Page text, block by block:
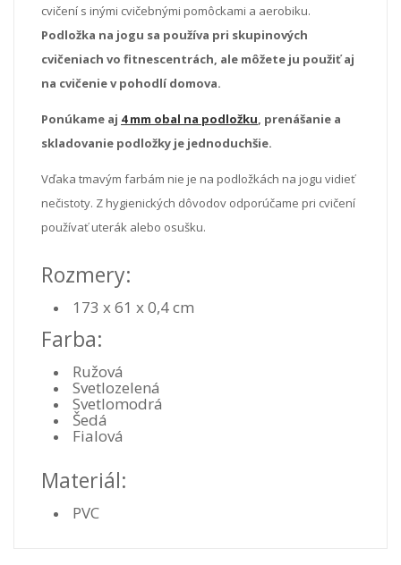
cvičení s inými cvičebnými pomôckami a aerobiku.
Podložka na jogu sa používa pri skupinových
cvičeniach vo fitnescentrách, ale môžete ju použiť aj
na cvičenie v pohodlí domova.
Ponúkame aj 4 mm obal na podložku, prenášanie a
skladovanie podložky je jednoduchšie.
Vďaka tmavým farbám nie je na podložkách na jogu vidieť
nečistoty. Z hygienických dôvodov odporúčame pri cvičení
používať uterák alebo osušku.
Rozmery:
173 x 61 x 0,4 cm
Farba:
Ružová
Svetlozelená
Svetlomodrá
Šedá
Fialová
Materiál:
PVC